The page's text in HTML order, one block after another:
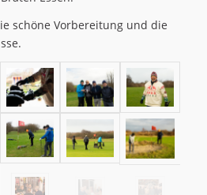
schöne Vorbereitung und die